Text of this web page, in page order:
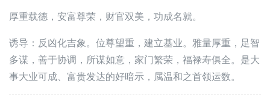
厚重载德，安富尊荣，财官双美，功成名就。
诱导：反凶化吉象。位尊望重，建立基业。雅量厚重，足智
多谋，善于协调，所谋如意，家门繁荣，福禄寿俱全。是大
事大业可成、富贵发达的好暗示，属温和之首领运数。